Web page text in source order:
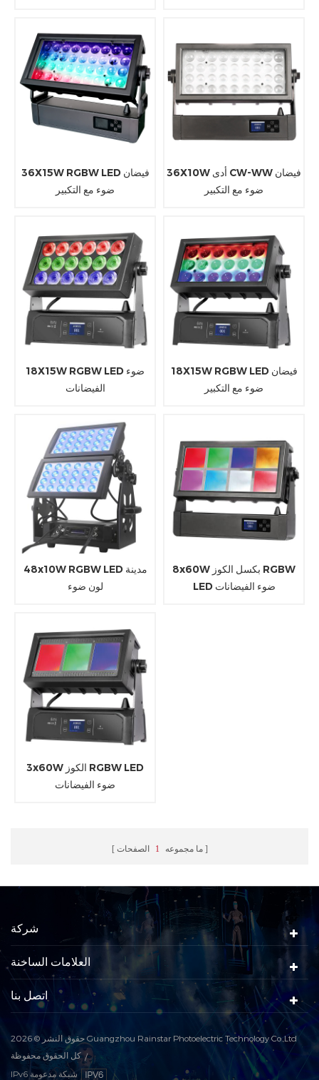
36X15W RGBW LED فيضان
ضوء مع التكبير
36X10W أدى CW-WW فيضان
ضوء مع التكبير
18X15W RGBW LED ضوء
الفيضانات
18X15W RGBW LED فيضان
ضوء مع التكبير
48x10W RGBW LED مدينة
لون ضوء
8x60W بكسل الكوز RGBW
LED ضوء الفيضانات
3x60W الكوز RGBW LED
ضوء الفيضانات
ما مجموعه 1 الصفحات
شركة
العلامات الساخنة
اتصل بنا
حقوق النشر © 2026 Guangzhou Rainstar Photoelectric Technology Co.,Ltd
كل الحقوق محفوظة
IPv6 شبكة مدعومة